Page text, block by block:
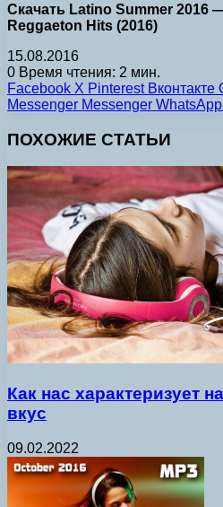
Скачать Latino Summer 2016
Reggaeton Hits (2016)
15.08.2016
0 Время чтения: 2 мин.
Facebook X Pinterest Вконтакте
Messenger Messenger WhatsApp
ПОХОЖИЕ СТАТЬИ
Как нас характеризует
вкус
09.02.2022